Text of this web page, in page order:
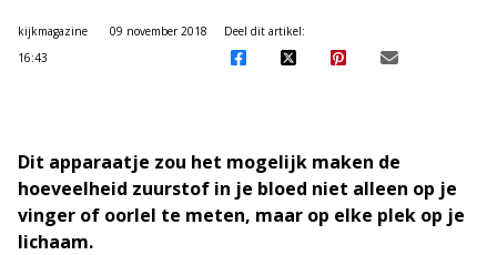
kijkmagazine
09 november 2018
16:43
Deel dit artikel:
Dit apparaatje zou het mogelijk maken de
hoeveelheid zuurstof in je bloed niet alleen op je
vinger of oorlel te meten, maar op elke plek op je
lichaam.